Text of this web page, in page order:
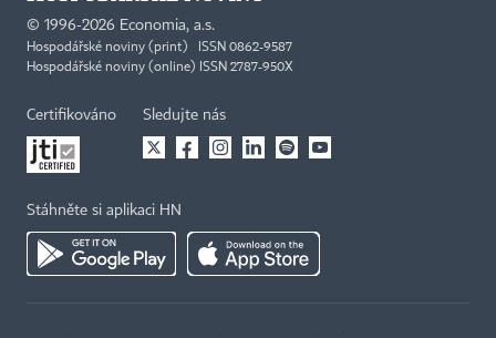
© 1996-2026 Economia, a.s.
Hospodářské noviny (print) ISSN 0862-9587
Hospodářské noviny (online) ISSN 2787-950X
Certifikováno Sledujte nás
Stáhněte si aplikaci HN